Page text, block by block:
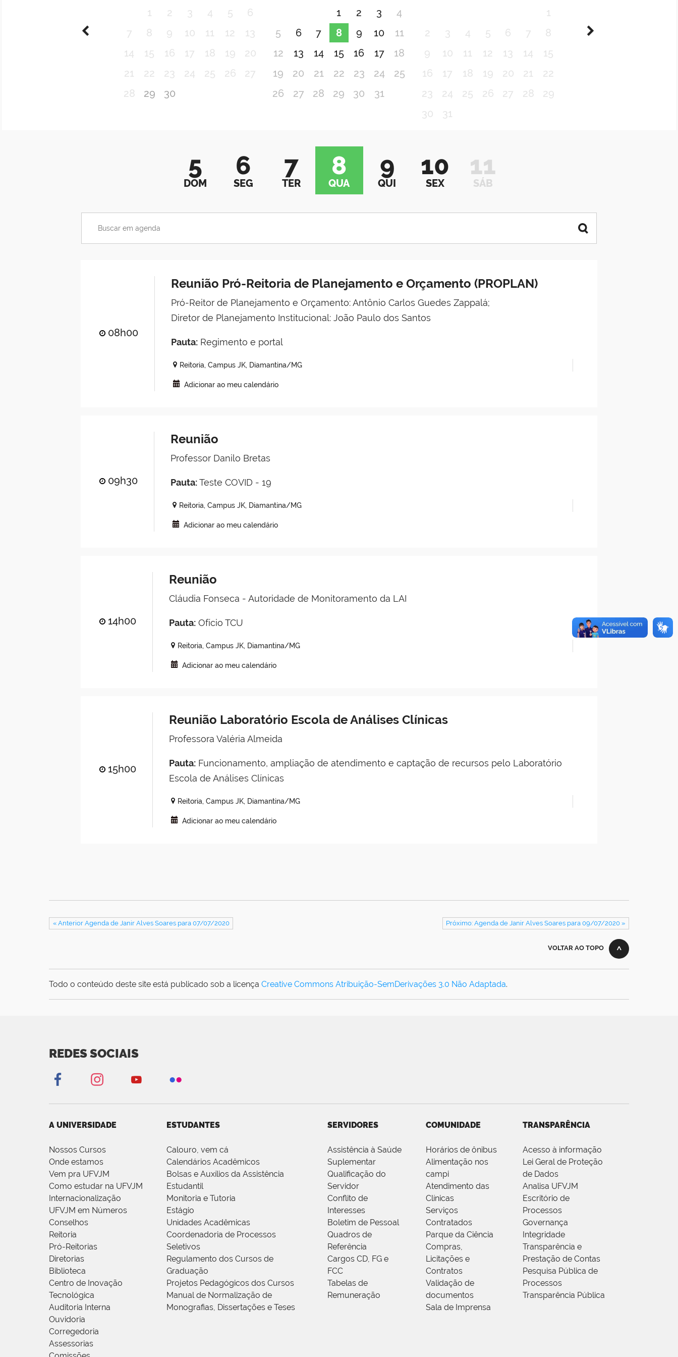
1 2 3 4 5
6
7
8 9 10 11 12
13
14
15 16 17 18 19
20
21
22 23 24 25 26
27
28
29 30
1 2 3
4
5
6 7 8 9 10
11
12
13 14 15 16 17
18
19
20 21 22 23 24
25
26
27 28 29 30 31
1
2
3 4 5 6 7
8
9
10 11 12 13 14
15
16
17 18 19 20 21
22
23
24 25 26 27 28
29
30
31
5
DOM
6
SEG
7
TER
8
QUA
9
QUI
10
SEX
11
SÁB
08h00
Reunião Pró-Reitoria de Planejamento e Orçamento (PROPLAN)
Pró-Reitor de Planejamento e Orçamento: Antônio Carlos Guedes Zappalá;
Diretor de Planejamento Institucional: João Paulo dos Santos
Pauta:Regimento e portal
Reitoria, Campus JK, Diamantina/MG
Adicionar ao meu calendário
09h30
Reunião
Professor Danilo Bretas
Pauta:Teste COVID - 19
Reitoria, Campus JK, Diamantina/MG
Adicionar ao meu calendário
14h00
Reunião
Cláudia Fonseca - Autoridade de Monitoramento da LAI
Pauta:Ofício TCU
Reitoria, Campus JK, Diamantina/MG
Adicionar ao meu calendário
15h00
Reunião Laboratório Escola de Análises Clínicas
Professora Valéria Almeida
Pauta:Funcionamento, ampliação de atendimento e captação de recursos pelo Laboratório
Escola de Análises Clínicas
Reitoria, Campus JK, Diamantina/MG
Adicionar ao meu calendário
« Anterior Agenda de Janir Alves Soares para 07/07/2020 Próximo: Agenda de Janir Alves Soares para 09/07/2020 »
VOLTAR AO TOPO
Todo o conteúdo deste site está publicado sob a licença Creative Commons Atribuição-SemDerivações 3.0 Não Adaptada.
REDES SOCIAIS
A UNIVERSIDADE
Nossos Cursos
Onde estamos
Vem pra UFVJM
Como estudar na UFVJM
Internacionalização
UFVJM em Números
Conselhos
Reitoria
Pró-Reitorias
Diretorias
Biblioteca
Centro de Inovação
Tecnológica
Auditoria Interna
Ouvidoria
Corregedoria
Assessorias
ESTUDANTES
Calouro, vem cá
Calendários Acadêmicos
Bolsas e Auxílios da Assistência
Estudantil
Monitoria e Tutoria
Estágio
Unidades Acadêmicas
Coordenadoria de Processos
Seletivos
Regulamento dos Cursos de
Graduação
Projetos Pedagógicos dos Cursos
Manual de Normalização de
Monografias, Dissertações e Teses
SERVIDORES
Assistência à Saúde
Suplementar
Qualificação do
Servidor
Conflito de
Interesses
Boletim de Pessoal
Quadros de
Referência
Cargos CD, FG e
FCC
Tabelas de
Remuneração
COMUNIDADE
Horários de ônibus
Alimentação nos
campi
Atendimento das
Clínicas
Serviços
Contratados
Parque da Ciência
Compras,
Licitações e
Contratos
Validação de
documentos
Sala de Imprensa
TRANSPARÊNCIA
Acesso à informação
Lei Geral de Proteção
de Dados
Analisa UFVJM
Escritório de
Processos
Governança
Integridade
Transparência e
Prestação de Contas
Pesquisa Pública de
Processos
Transparência Pública